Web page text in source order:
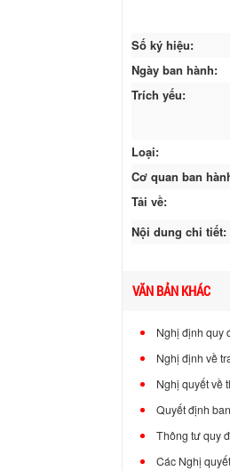
Số ký hiệu:
Ngày ban hành:
Trích yếu:
Loại:
Cơ quan ban
Tải về:
Nội dung chi tiết:
VĂN BẢN KHÁC
Nghị định quy
Nghị định về
Nghị quyết về
Quyết định
Thông tư quy
Các Nghị